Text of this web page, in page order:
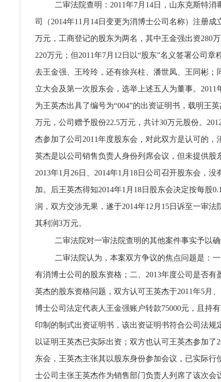
二审法院查明：2011年7月14日，山东克斯特消
司（2014年11月14日变更为消博士公司名称）注册成
万元，工商登记的股东为两名，其中王金强出资280
220万元；但2011年7月12日以“股东”名义签署公司章
去王金强、王玲玲，还有徐兴柱、潘世凤、王同彬；
立大会及第一次股东会，选举上述五人为董事。2011
为王英杰出具了编号为“004”的出资证明书，载明王
万元，公司赠予股份22.5万元，共计30万元股份。
杰参加了公司2011年度股东会，对此双方是认可的，
英杰是以公司销售负责人身份列席会议，但未提供股
2013年1月26日、2014年1月18日公司召开股东会，没
加。后王英杰得知2014年1月18日股东会决定按每股
润，双方交涉无果，遂于2014年12月15日诉至一审法
其利润3万元。
二审法院对一审法院查明的其他案件事实予以
二审法院认为，本案双方争议的焦点问题是：
有消博士公司的股东资格；二、2013年度公司是否有
英杰的股东资格问题，双方认可王英杰于2011年5月
博士公司法定代表人王金强账户转款75000元，且持
印制的制式出资证明书，该出资证明书符合公司法规
以证明王英杰已实际出资；双方也认可王英杰参加了
东会，王英杰主张其以股东身份参加会议，已实际行
士公司主张王英杰作为销售部门负责人列席了该次会